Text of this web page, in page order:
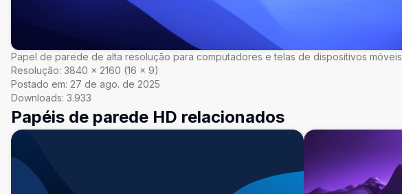
Papel de parede de alta resolução para computadores e telas de dispositivos móveis
Resolução: 3840 × 2160 (16 × 9)
Postado em: 27 de ago. de 2025
Downloads: 3.933
Papéis de parede HD relacionados